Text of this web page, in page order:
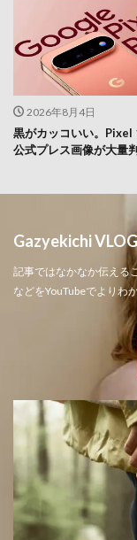
2026年8月4日
黒がカッコいい。Pixel
公式プレス画像が大量
Gazyekichi VLOG
記事ではなかなか伝える
などをYouTubeでよりわ